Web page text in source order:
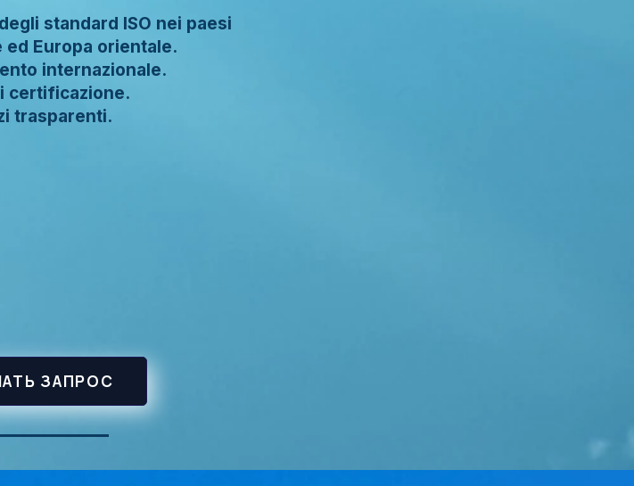
standard ISO nei paesi
ed Europa orientale.
internazionale.
certificazione.
trasparenti.
ЗАПРОС